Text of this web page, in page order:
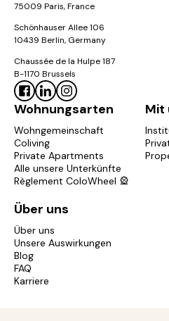
75009 Paris, France
Schönhauser Allee 106
10439 Berlin, Germany
Chaussée de la Hulpe 187
B-1170 Brussels
Wohnungsarten
Wohngemeinschaft
Coliving
Private Apartments
Alle unsere Unterkünfte
Règlement ColoWheel 🎡
Mit
Über uns
Über uns
Unsere Auswirkungen
Blog
FAQ
Karriere